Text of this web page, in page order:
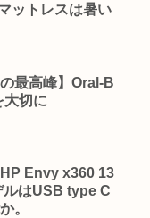
ットレスは暑い
の最高峰】Oral-B
切に
HP Envy x360 13
ルはUSB type C
。